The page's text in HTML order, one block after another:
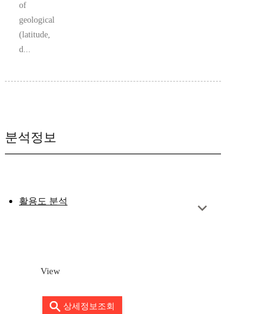
of
geological
(latitude,
d...
분석정보
활용도 분석
View
상세정보조회